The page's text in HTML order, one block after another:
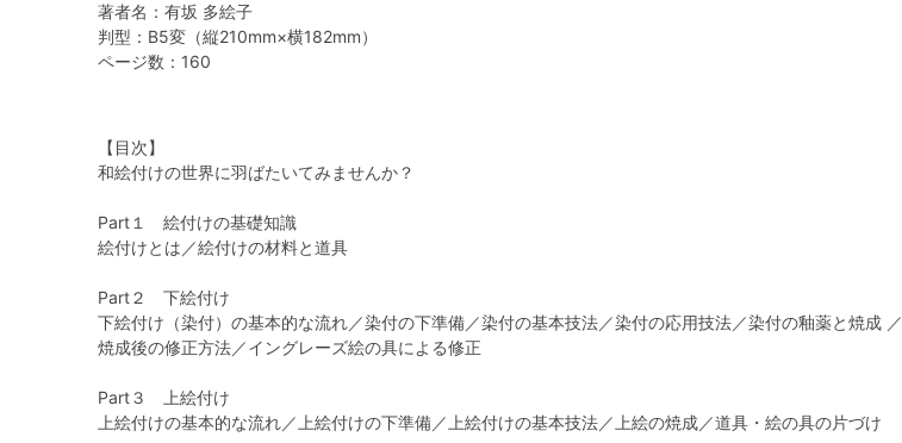
著者名：有坂 多絵子
判型：B5変（縦210mm×横182mm）
ページ数：160
【目次】
和絵付けの世界に羽ばたいてみませんか？
Part１ 絵付けの基礎知識
絵付けとは／絵付けの材料と道具
Part２ 下絵付け
下絵付け（染付）の基本的な流れ／染付の下準備／染付の基本技法／染付の応用技法／染付の釉薬と焼成 ／
焼成後の修正方法／イングレーズ絵の具による修正
Part３ 上絵付け
上絵付けの基本的な流れ／上絵付けの下準備／上絵付けの基本技法／上絵の焼成／道具・絵の具の片づけ